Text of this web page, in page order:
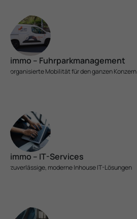
immo – Fuhrparkmanagement
organisierte Mobilität für den ganzen Konzern
immo – IT-Services
zuver­lässige, moderne Inhouse IT-Lösungen